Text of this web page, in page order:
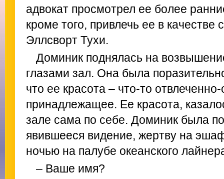
адвокат просмотрел ее более
кроме того, привлечь ее в качестве
Эллсворт Тухи.
Доминик поднялась на
глазами зал. Она была
что ее красота – что-то
принадлежащее. Ее красота,
зале сама по себе. Доминик была
явившееся видение, жертву на
ночью на палубе океанского
– Ваше имя?